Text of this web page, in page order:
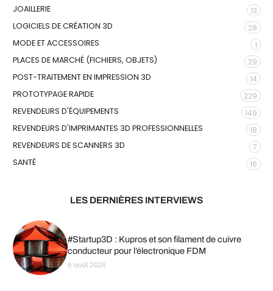
JOAILLERIE
13
LOGICIELS DE CRÉATION 3D
28
MODE ET ACCESSOIRES
1
PLACES DE MARCHÉ (FICHIERS, OBJETS)
29
POST-TRAITEMENT EN IMPRESSION 3D
14
PROTOTYPAGE RAPIDE
229
REVENDEURS D'ÉQUIPEMENTS
149
REVENDEURS D'IMPRIMANTES 3D PROFESSIONNELLES
18
REVENDEURS DE SCANNERS 3D
7
SANTÉ
16
LES DERNIÈRES INTERVIEWS
#Startup3D : Kupros et son filament de cuivre
conducteur pour l’électronique FDM
6 août 2026